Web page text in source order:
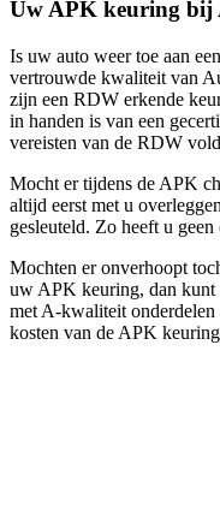
Uw APK keuring bij
Is uw auto weer toe aan
vertrouwde kwaliteit van
zijn een RDW erkende
in handen is van een
vereisten van de RDW
Mocht er tijdens de APK
altijd eerst met u
gesleuteld. Zo heeft u
Mochten er onverhoopt
uw APK keuring, dan kunt
met A-kwaliteit
kosten van de APK